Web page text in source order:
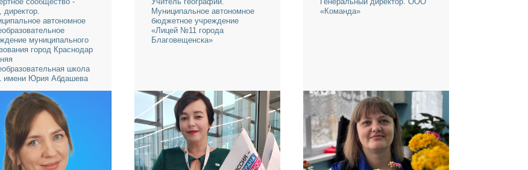
Александр
Волковский
Победитель конкурса в
экспертное сообщество -
2025, директор.
Муниципальное автономное
общеобразовательное
учреждение муниципального
образования город Краснодар
средняя
общеобразовательная школа
№ 11 имени Юрия Абдашева
Александр
Муниципальное автономное
бюджетное учреждение
«Лицей №11 города
Благовещенска»
«Команда»